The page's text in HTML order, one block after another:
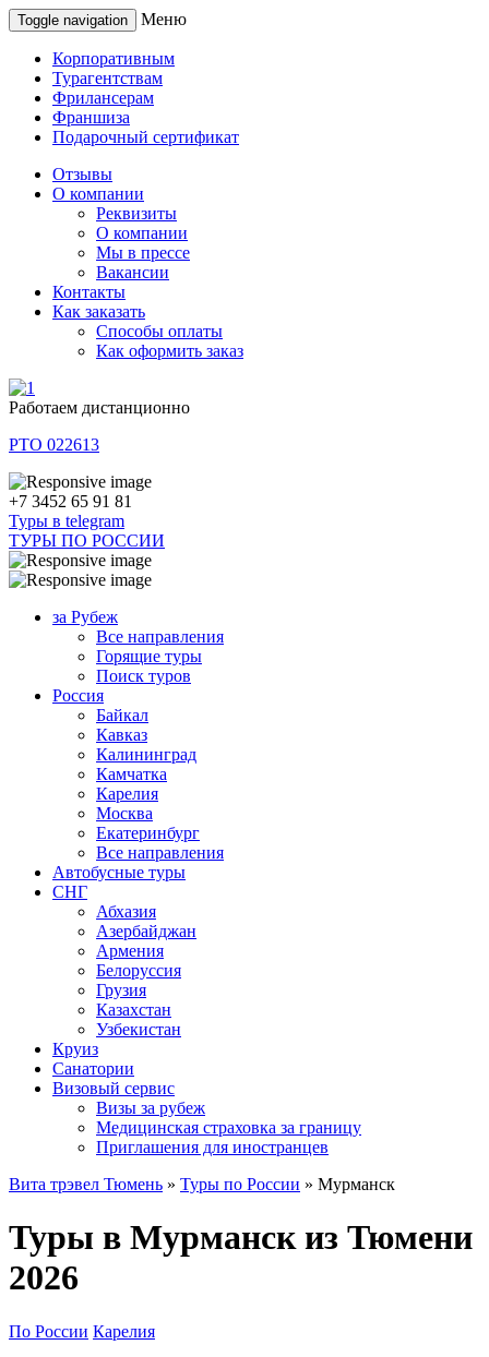
Toggle navigation Меню
Корпоративным
Турагентствам
Фрилансерам
Франшиза
Подарочный сертификат
Отзывы
О компании
Реквизиты
О компании
Мы в прессе
Вакансии
Контакты
Как заказать
Способы оплаты
Как оформить заказ
Работаем дистанционно
РТО 022613
+7 3452 65 91 81
Туры в telegram
ТУРЫ ПО РОССИИ
за Рубеж
Все направления
Горящие туры
Поиск туров
Россия
Байкал
Кавказ
Калининград
Камчатка
Карелия
Москва
Екатеринбург
Все направления
Автобусные туры
СНГ
Абхазия
Азербайджан
Армения
Белоруссия
Грузия
Казахстан
Узбекистан
Круиз
Санатории
Визовый сервис
Визы за рубеж
Медицинская страховка за границу
Приглашения для иностранцев
Вита трэвел Тюмень » Туры по России » Мурманск
Туры в Мурманск из Тюмени
2026
По России Карелия